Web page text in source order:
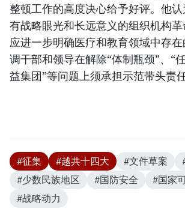
整顿工作的高度决心给予好评。他
有战略眼光和长远意义的组织机构革
应进一步明确医疗和教育领域中存
调干部和领导在解除“体制瓶颈”、“
益集团”等问题上须承担示范带头责
#征集 #越共十四大 #文件草案
#少数民族地区
#国防安全
#国家
#战略动力